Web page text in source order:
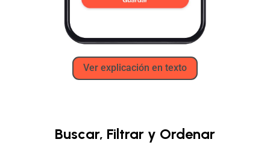
Ver explicación en texto
Buscar, Filtrar y Ordenar